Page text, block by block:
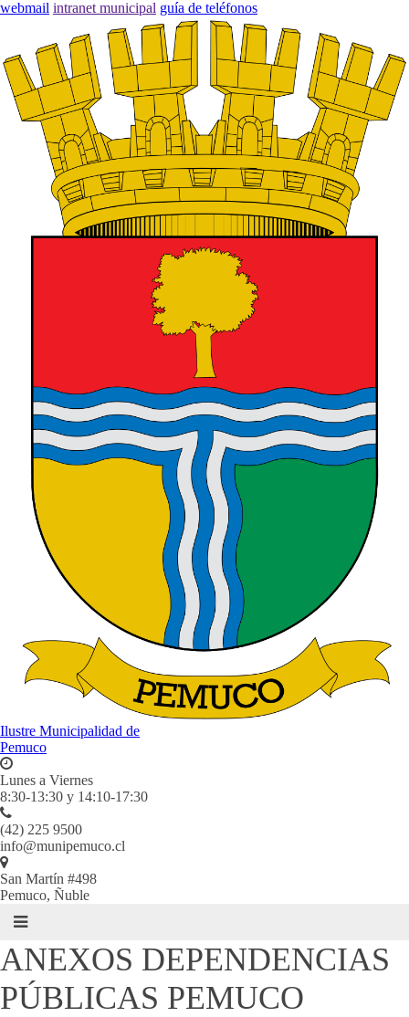
webmail intranet municipal guía de teléfonos
Ilustre Municipalidad de
Pemuco
Lunes a Viernes
8:30-13:30 y 14:10-17:30
(42) 225 9500
info@munipemuco.cl
San Martín #498
Pemuco, Ñuble
ANEXOS DEPENDENCIAS
PÚBLICAS PEMUCO